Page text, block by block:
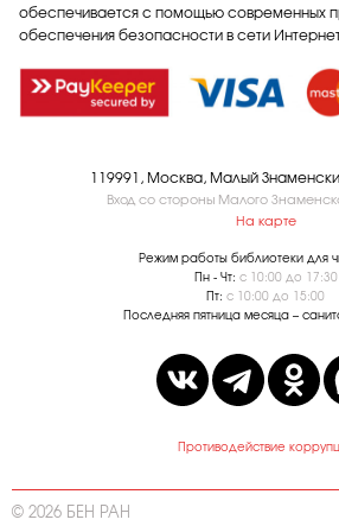
обеспечивается с помощью современных
обеспечения безопасности в сети
119991, Москва, Малый
Вход со стороны Малого
На карте
Режим работы библиотеки для
Пн - Чт: с 10:00 до 17:30
Пт: с 10:00 до 15:00
Последняя пятница месяца –
Противодействие
© 2026 БЕН РАН